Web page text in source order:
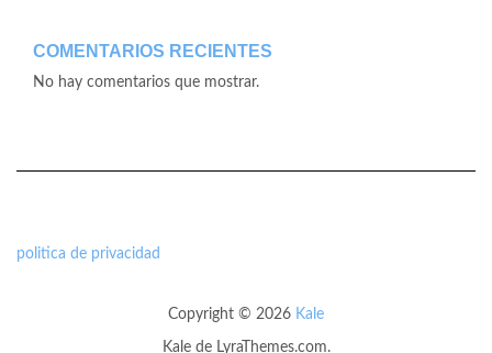
COMENTARIOS RECIENTES
No hay comentarios que mostrar.
politica de privacidad
Copyright © 2026 Kale
Kalede LyraThemes.com.